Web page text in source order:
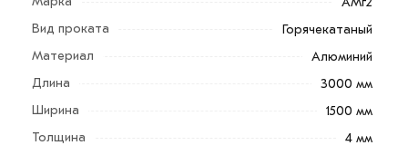
промышленности, в строительстве, в автомобилях,
суднах и пр.
толщина 4,0 мм состоит из чистого алюминия.
Изготовляют рифленые листы холодной или горячей
прокаткой. В следствии прокатки выдавливается
Вид проката
Горячекатаный
Материал
Алюминий
Длина
3000 мм
Ширина
1500 мм
Толщина
4 мм